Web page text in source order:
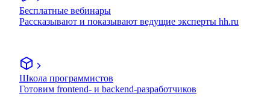
Бесплатные вебинары
Рассказывают и показывают ведущие эксперты hh.ru
Школа программистов
Готовим frontend- и backend-разработчиков